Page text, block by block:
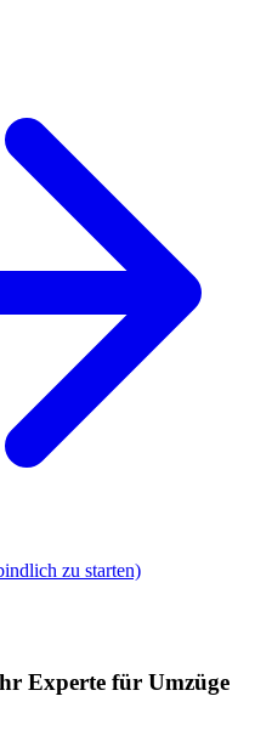
zu starten)
Experte für Umzüge